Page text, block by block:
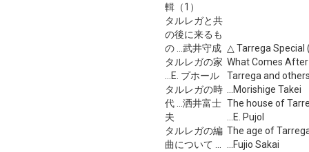
輯（1）
タルレガと共
の後に来るも
の ...武井守成
タルレガの家
...E. プホール
タルレガの時
代 ...洒井富士
夫
タルレガの編
曲について ...
△ Tarrega Special
What Comes After
Tarrega and
...Morishige Takei
The house of
...E. Pujol
The age of
...Fujio Sakai